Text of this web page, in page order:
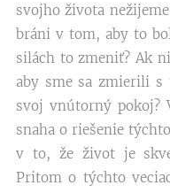
svojho života
bráni v tom, aby to
silách to zmeniť? Ak
aby sme sa zmierili s
svoj vnútorný pokoj?
snaha o riešenie
v to, že život je
Pritom o týchto